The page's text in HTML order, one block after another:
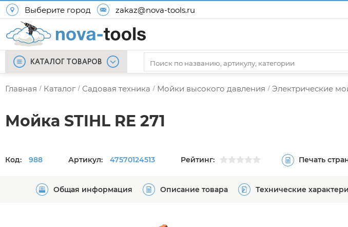
Выберите город zakaz@nova-tools.ru
КАТАЛОГ ТОВАРОВ
Главная / Каталог / Садовая техника / Мойки высокого давления / Электрические
Мойка STIHL RE 271
Код: 988 Артикул: 47570124513 Рейтинг: Печать
Общая информация Описание товара Технические